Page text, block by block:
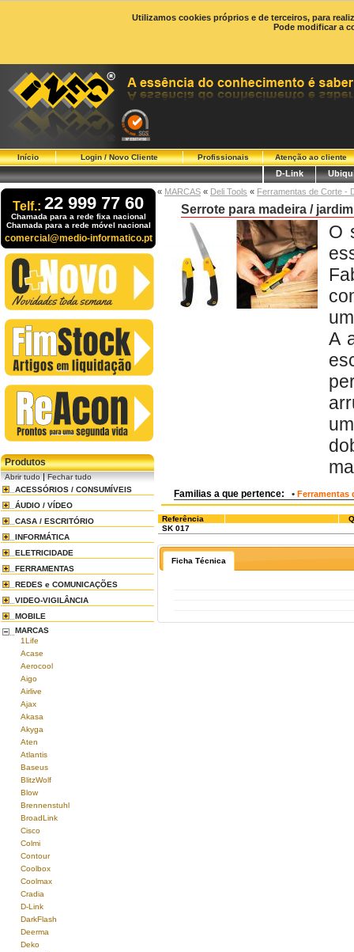
Utilizamos cookies próprios e de terceiros, para
Pode modificar a
Início Login / Novo Cliente Profissionais Atenção ao cliente
D-Link
Telf.: 22 999 77 60
Chamada para a rede fixa nacional
Chamada para a rede móvel nacional
comercial@medio-informatico.pt
Produtos
Abrir tudo|Fechar tudo
ACESSÓRIOS / CONSUMÍVEIS
ÁUDIO / VÍDEO
CASA / ESCRITÓRIO
INFORMÁTICA
ELETRICIDADE
FERRAMENTAS
REDES e COMUNICAÇÕES
VIDEO-VIGILÂNCIA
MOBILE
MARCAS
1Life
Acase
Aerocool
Aigo
Airlive
Ajax
Akasa
Akyga
Aten
Atlantis
Baseus
BlitzWolf
Blow
Brennenstuhl
BroadLink
Cisco
Colmi
Contour
Coolbox
Coolmax
Cradia
D-Link
DarkFlash
Deerma
Deko
« MARCAS « Deli Tools « Ferramentas de Corte -
Serrote para madeira /
O
A
Familias a que pertence: • Ferramentas
Referência
SK 017
Ficha Técnica